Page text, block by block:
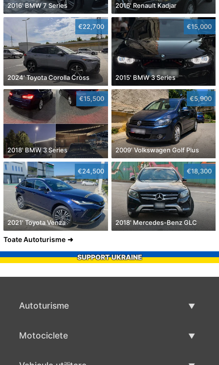
2016' BMW 7 Series 2016' Renault Kadjar
€22,700
2024' Toyota Corolla Cross
€15,000
2015' BMW 3 Series
€15,500
2018' BMW 3 Series
€5,900
2009' Volkswagen Golf Plus
€24,500
2021' Toyota Venza
€18,300
2018' Mercedes-Benz GLC
Toate Autoturisme
SUPPORT UKRAINE
Autoturisme
Motociclete